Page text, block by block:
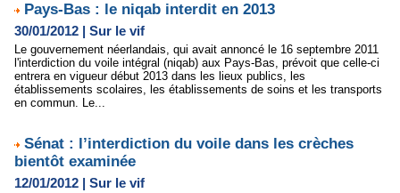
Pays-Bas : le niqab interdit en 2013
30/01/2012 | Sur le vif
Le gouvernement néerlandais, qui avait annoncé le 16 septembre 2011
l'interdiction du voile intégral (niqab) aux Pays-Bas, prévoit que celle-ci
entrera en vigueur début 2013 dans les lieux publics, les
établissements scolaires, les établissements de soins et les transports
en commun. Le...
Sénat : l’interdiction du voile dans les crèches
bientôt examinée
12/01/2012 | Sur le vif